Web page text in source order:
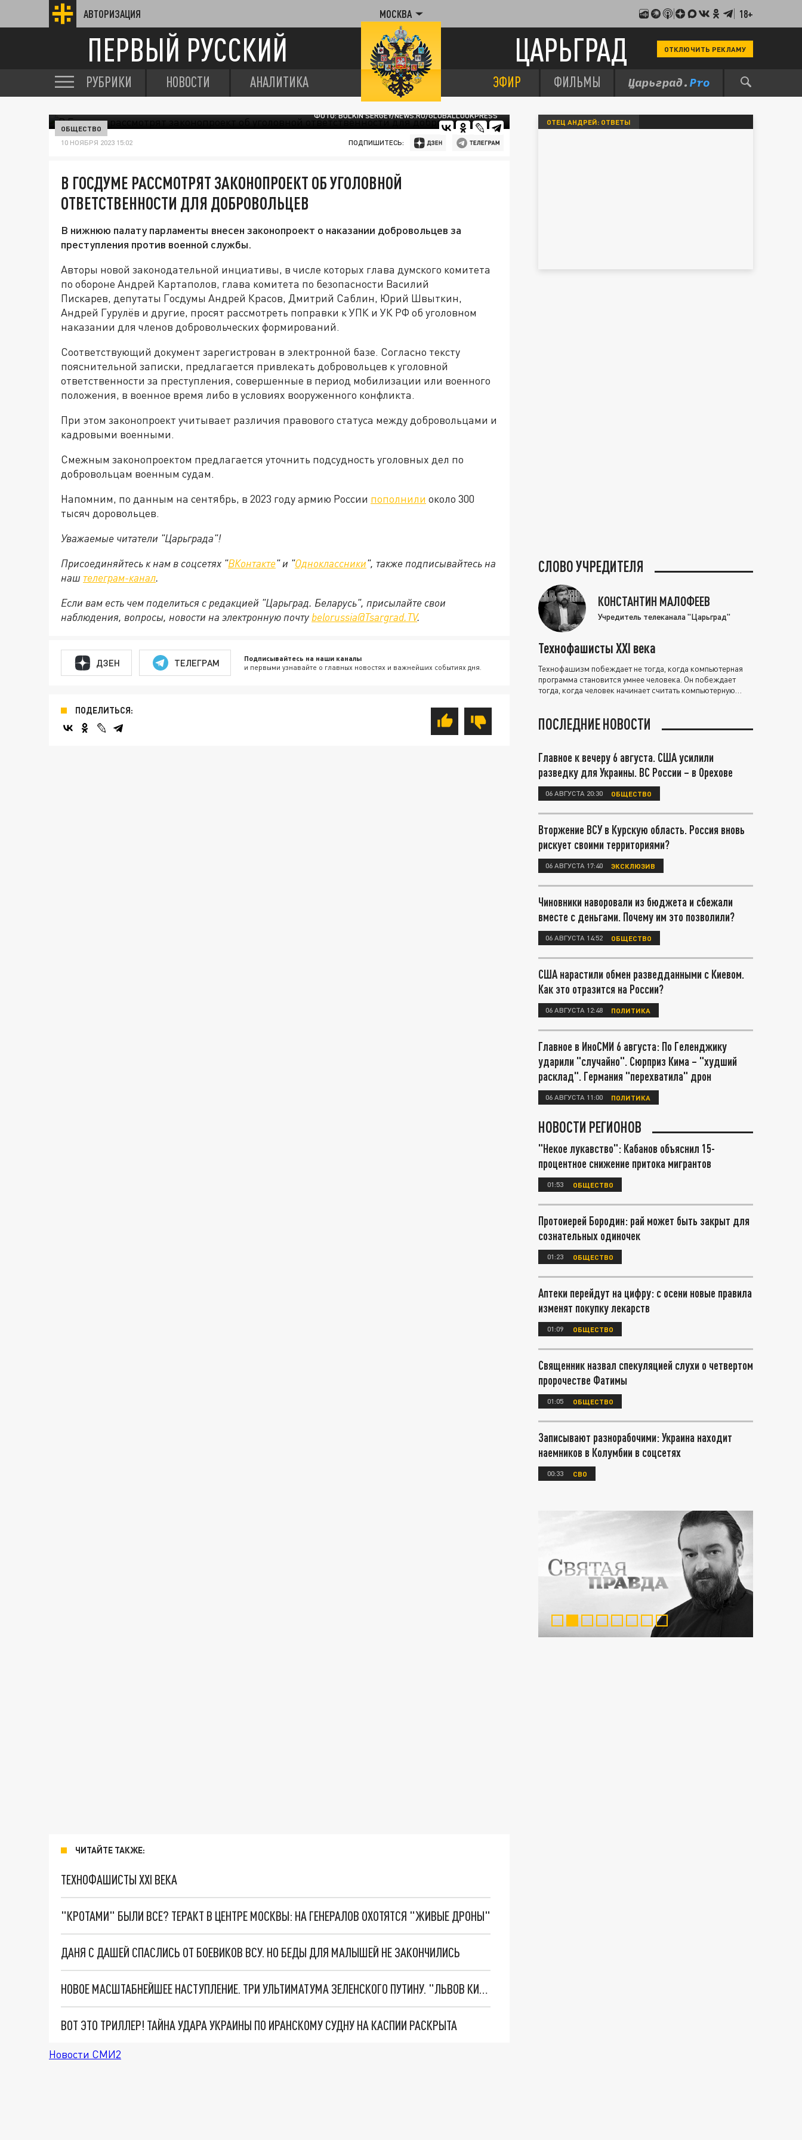
АВТОРИЗАЦИЯ МОСКВА 18+
ПЕРВЫЙ РУССКИЙ ЦАРЬГРАД ОТКЛЮЧИТЬ РЕКЛАМУ
РУБРИКИ НОВОСТИ АНАЛИТИКА ЭФИР ФИЛЬМЫ
ФОТО: BULKIN SERGEY/NEWS.RU/GLOBALLOOKPRESS
ОБЩЕСТВО
10 НОЯБРЯ 2023 15:02 ПОДПИШИТЕСЬ:
В ГОСДУМЕ РАССМОТРЯТ ЗАКОНОПРОЕКТ ОБ УГОЛОВНОЙ
ОТВЕТСТВЕННОСТИ ДЛЯ ДОБРОВОЛЬЦЕВ
В нижнюю палату парламенты внесен законопроект о наказании добровольцев за
преступления против военной службы.
Авторы новой законодательной инциативы, в числе которых глава думского комитета
по обороне Андрей Картаполов, глава комитета по безопасности Василий
Пискарев, депутаты Госдумы Андрей Красов, Дмитрий Саблин, Юрий Швыткин,
Андрей Гурулёв и другие, просят рассмотреть поправки к УПК и УК РФ об уголовном
наказании для членов добровольческих формирований.
Соответствующий документ зарегистрован в электронной базе. Согласно тексту
пояснительной записки, предлагается привлекать добровольцев к уголовной
ответственности за преступления, совершенные в период мобилизации или военного
положения, в военное время либо в условиях вооруженного конфликта.
При этом законопроект учитывает различия правового статуса между добровольцами и
кадровыми военными.
Смежным законопроектом предлагается уточнить подсудность уголовных дел по
добровольцам военным судам.
Напомним, по данным на сентябрь, в 2023 году армию России пополнили около 300
тысяч доровольцев.
Уважаемые читатели "Царьграда"!
Присоединяйтесь к нам в соцсетях "ВКонтакте" и "Одноклассники", также подписывайтесь на
наш телеграм-канал.
Если вам есть чем поделиться с редакцией "Царьград. Беларусь", присылайте свои
наблюдения, вопросы, новости на электронную почту belorussia@Tsargrad.TV.
ДЗЕН ТЕЛЕГРАМ Подписывайтесь на наши каналы
и первыми узнавайте о главных новостях и важнейших событиях дня.
ПОДЕЛИТЬСЯ:
ЧИТАЙТЕ ТАКЖЕ:
ТЕХНОФАШИСТЫ XXI ВЕКА
"КРОТАМИ" БЫЛИ ВСЕ? ТЕРАКТ В ЦЕНТРЕ МОСКВЫ: НА ГЕНЕРАЛОВ ОХОТЯТСЯ "ЖИВЫЕ ДРОНЫ"
ДАНЯ С ДАШЕЙ СПАСЛИСЬ ОТ БОЕВИКОВ ВСУ. НО БЕДЫ ДЛЯ МАЛЫШЕЙ НЕ ЗАКОНЧИЛИСЬ
НОВОЕ МАСШТАБНЕЙШЕЕ НАСТУПЛЕНИЕ. ТРИ УЛЬТИМАТУМА ЗЕЛЕНСКОГО ПУТИНУ. "ЛЬВОВ КИМА" ПОСТАВЯТ НА ПВО? ГЛОБАЛЬНЫЙ ПРОРЫВ ПОД ЗАПОРОЖЬЕМ
ВОТ ЭТО ТРИЛЛЕР! ТАЙНА УДАРА УКРАИНЫ ПО ИРАНСКОМУ СУДНУ НА КАСПИИ РАСКРЫТА
Новости СМИ2
ОТЕЦ АНДРЕЙ: ОТВЕТЫ
СЛОВО УЧРЕДИТЕЛЯ
КОНСТАНТИН МАЛОФЕЕВ
Учредитель телеканала "Царьград"
Технофашисты XXI века
Технофашизм побеждает не тогда, когда компьютерная
программа становится умнее человека. Он побеждает
тогда, когда человек начинает считать компьютерную
ПОСЛЕДНИЕ НОВОСТИ
Главное к вечеру 6 августа. США усилили
разведку для Украины. ВС России – в Орехове
06 АВГУСТА 20:30 ОБЩЕСТВО
Вторжение ВСУ в Курскую область. Россия вновь
рискует своими территориями?
06 АВГУСТА 17:40 ЭКСКЛЮЗИВ
Чиновники наворовали из бюджета и сбежали
вместе с деньгами. Почему им это позволили?
06 АВГУСТА 14:52 ОБЩЕСТВО
США нарастили обмен разведданными с Киевом.
Как это отразится на России?
06 АВГУСТА 12:48 ПОЛИТИКА
Главное в ИноСМИ 6 августа: По Геленджику
ударили "случайно". Сюрприз Кима – "худший
расклад". Германия "перехватила" дрон
06 АВГУСТА 11:00 ПОЛИТИКА
НОВОСТИ РЕГИОНОВ
"Некое лукавство": Кабанов объяснил 15-
процентное снижение притока мигрантов
01:53 ОБЩЕСТВО
Протоиерей Бородин: рай может быть закрыт для
сознательных одиночек
01:23 ОБЩЕСТВО
Аптеки перейдут на цифру: с осени новые правила
изменят покупку лекарств
01:09 ОБЩЕСТВО
Священник назвал спекуляцией слухи о четвертом
пророчестве Фатимы
01:05 ОБЩЕСТВО
Записывают разнорабочими: Украина находит
наемников в Колумбии в соцсетях
00:33 СВО